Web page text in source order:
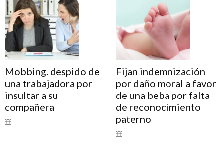
Mobbing. despido de
una trabajadora por
insultar a su
compañera
Fijan indemnización
por daño moral a favor
de una beba por falta
de reconocimiento
paterno